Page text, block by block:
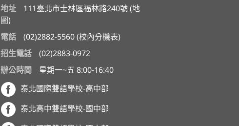
地址 111臺北市士林區福林路240號 (地
圖 )
電話
(02)2882-5560 (校內分機表)
招生電話
(02)2883-0972
辦公時間
星期一~五 8:00-16:40
泰北國際雙語學校-高中部
泰北高中雙語學校-國中部